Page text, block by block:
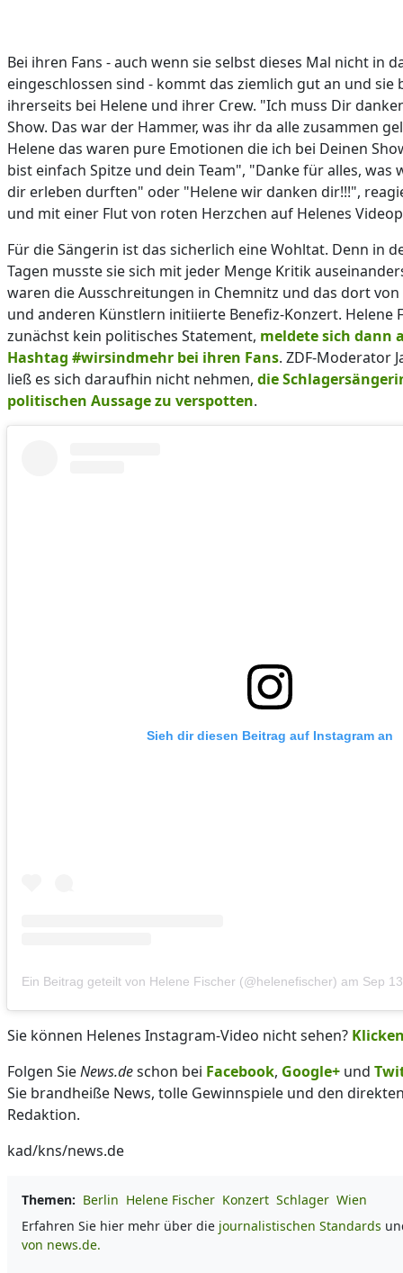
Bei ihren Fans - auch wenn sie selbst dieses Mal nicht in
eingeschlossen sind - kommt das ziemlich gut an und sie
ihrerseits bei Helene und ihrer Crew. "Ich muss Dir
Show. Das war der Hammer, was ihr da alle zusammen
Helene das waren pure Emotionen die ich bei Deinen
bist einfach Spitze und dein Team", "Danke für alles, was
dir erleben durften" oder "Helene wir danken dir!!!",
und mit einer Flut von roten Herzchen auf Helenes
Für die Sängerin ist das sicherlich eine Wohltat. Denn in
Tagen musste sie sich mit jeder Menge Kritik
waren die Ausschreitungen in Chemnitz und das dort
und anderen Künstlern initiierte Benefiz-Konzert. Helene
zunächst kein politisches Statement, meldete sich dann
Hashtag #wirsindmehr bei ihren Fans. ZDF-Moderator
ließ es sich daraufhin nicht nehmen, die
politischen Aussage zu verspotten.
Sieh dir diesen Beitrag auf Instagram an
Ein Beitrag geteilt von Helene Fischer (@helenefischer) am Sep
Sie können Helenes Instagram-Video nicht sehen?
Folgen SieNews.deschon bei Facebook, Google+ und
Sie brandheiße News, tolle Gewinnspiele und den
Redaktion.
kad/kns/news.de
Themen: Berlin Helene Fischer Konzert Schlager Wien
Erfahren Sie hier mehr über die journalistischen Standards
von news.de.